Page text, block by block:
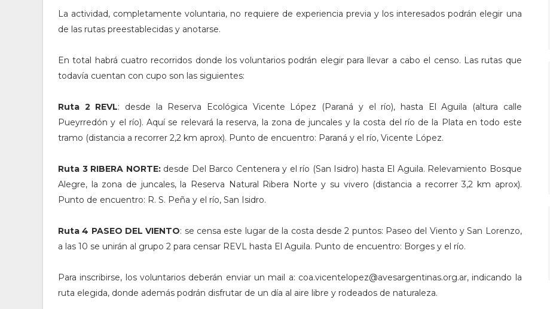
La actividad, completamente voluntaria, no requiere de experiencia previa y los interesados podrán elegir una
de las rutas preestablecidas y anotarse.
En total habrá cuatro recorridos donde los voluntarios podrán elegir para llevar a cabo el censo. Las rutas que
todavía cuentan con cupo son las siguientes:
Ruta 2 REVL: desde la Reserva Ecológica Vicente López (Paraná y el río), hasta El Aguila (altura calle
Pueyrredón y el río). Aquí se relevará la reserva, la zona de juncales y la costa del río de la Plata en todo este
tramo (distancia a recorrer 2,2 km aprox). Punto de encuentro: Paraná y el río, Vicente López.
Ruta 3 RIBERA NORTE:desde Del Barco Centenera y el río (San Isidro) hasta El Aguila. Relevamiento Bosque
Alegre, la zona de juncales, la Reserva Natural Ribera Norte y su vivero (distancia a recorrer 3,2 km aprox).
Punto de encuentro: R. S. Peña y el río, San Isidro.
Ruta 4 PASEO DEL VIENTO: se censa este lugar de la costa desde 2 puntos: Paseo del Viento y San Lorenzo,
a las 10 se unirán al grupo 2 para censar REVL hasta El Aguila. Punto de encuentro: Borges y el río.
Para inscribirse, los voluntarios deberán enviar un mail a: coa.vicentelopez@avesargentinas.org.ar, indicando la
ruta elegida, donde además podrán disfrutar de un día al aire libre y rodeados de naturaleza.